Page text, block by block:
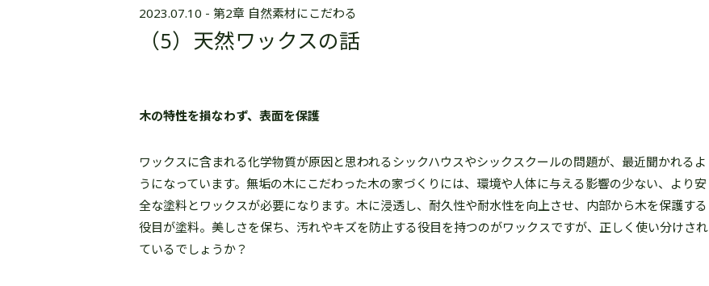
2023.07.10-第2章 自然素材にこだわる
（5）天然ワックスの話
木の特性を損なわず、表面を保護
ワックスに含まれる化学物質が原因と思われるシックハウスやシックスクールの問題が、最近聞かれるよ
うになっています。無垢の木にこだわった木の家づくりには、環境や人体に与える影響の少ない、より安
全な塗料とワックスが必要になります。木に浸透し、耐久性や耐水性を向上させ、内部から木を保護する
役目が塗料。美しさを保ち、汚れやキズを防止する役目を持つのがワックスですが、正しく使い分けされ
ているでしょうか？